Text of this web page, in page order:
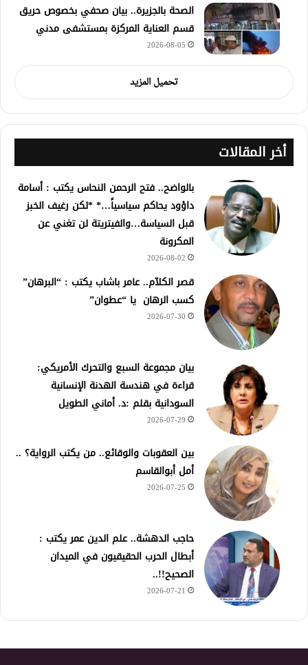
الصحة بالجزيرة.. بيان صحفي بخصوص حريق
قسم العناية المركزة بمستشفى مدني
2026-08-05
تحميل المزيد
أخر المقالات
بالواضح.. فتح الرحمن النحاس يكتب : أسامة
داؤود يحاكم سياسياً…* *لكن رغيف الخبز
قبل السياسة…والفيتريتة لن تغني عن
المكرونة
2026-08-02
قصر الكلآم.. عامر باشاب يكتب : “البرهان”
كسب الرهان يا “عطوان”
2026-07-30
بيان مجموعة السبع والتحرك الأمريكي:
قراءة في هندسة الهدنة الإنسانية
السودانية بقلم :د. أماني الطويل
2026-07-29
بين العقوبات والوقائع.. من يكتب الرواية؟ ..
أمل أبوالقاسم
2026-07-25
حاجب الدهشة.. علم الدين عمر يكتب :
أبطال الحرب الحقيقيون في الميدان
الصحيح!!..
2026-07-21